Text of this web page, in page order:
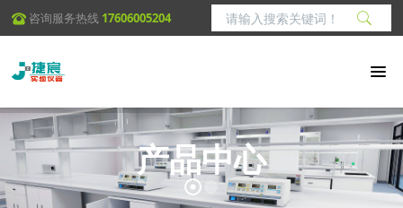
咨询服务热线 17606005204
产品中心